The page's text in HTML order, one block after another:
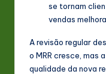
se tornam
vendas
A revisão regular
o MRR cresce, mas
qualidade da nova